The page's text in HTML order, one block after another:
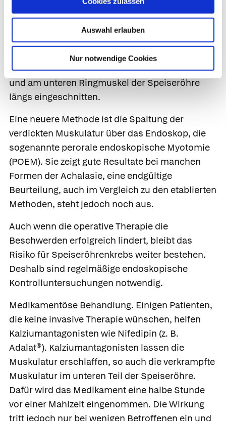
Auswahl erlauben
Nur notwendige Cookies
12 Monate wiederholt werden.
Bleiben beide Behandlungsmethoden erfolglos,
empfiehlt der Arzt meist die operative
Kardiamyotomie.Dabei werden die verdickten
Muskeln im Bereich des Mageneingangs (Kardia)
und am unteren Ringmuskel der Speiseröhre
längs eingeschnitten.
Eine neuere Methode ist die Spaltung der
verdickten Muskulatur über das Endoskop, die
sogenannte perorale endoskopische Myotomie
(POEM). Sie zeigt gute Resultate bei manchen
Formen der Achalasie, eine endgültige
Beurteilung, auch im Vergleich zu den etablierten
Methoden, steht jedoch noch aus.
Auch wenn die operative Therapie die
Beschwerden erfolgreich lindert, bleibt das
Risiko für Speiseröhrenkrebs weiter bestehen.
Deshalb sind regelmäßige endoskopische
Kontrolluntersuchungen notwendig.
Medikamentöse Behandlung. Einigen Patienten,
die keine invasive Therapie wünschen, helfen
Kalziumantagonisten wie Nifedipin (z. B.
Adalat®). Kalziumantagonisten lassen die
Muskulatur erschlaffen, so auch die verkrampfte
Muskulatur im unteren Teil der Speiseröhre.
Dafür wird das Medikament eine halbe Stunde
vor einer Mahlzeit eingenommen. Die Wirkung
tritt jedoch nur bei wenigen Betroffenen ein und